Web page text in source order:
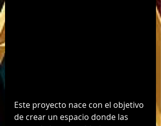
Este proyecto nace con el objetivo
de crear un espacio donde las